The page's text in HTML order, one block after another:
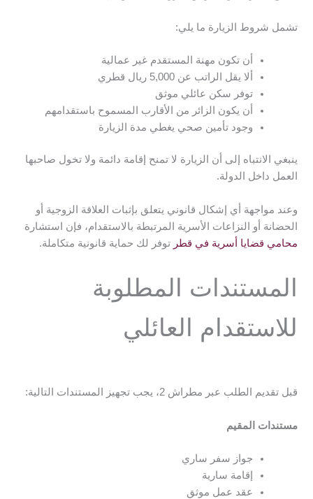
تشمل شروط الزيارة ما يلي:
أن تكون مهنة المستقدم غير عمالية
ألا يقل الراتب عن 5,000 ريال قطري
توفر سكن عائلي موثق
أن يكون الزائر من الأقارب المسموح باستقدامهم
وجود تأمين صحي يغطي مدة الزيارة
ينبغي الانتباه إلى أن الزيارة لا تمنح إقامة دائمة ولا تخول صاحبها
العمل داخل الدولة.
وعند مواجهة أي إشكال قانوني يتعلق بإثبات العلاقة الزوجية أو
الحضانة أو النزاعات الأسرية المرتبطة بالاستقدام، فإن استشارة
محامي قضايا أسرية في قطر توفر لك حماية قانونية متكاملة.
المستندات المطلوبة
للاستقدام العائلي
قبل تقديم الطلب عبر مطراش 2، يجب تجهيز المستندات التالية:
مستندات المقيم
جواز سفر ساري
إقامة سارية
عقد عمل موثق